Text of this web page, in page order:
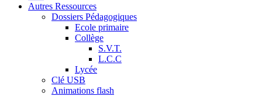
Autres Ressources
Dossiers Pédagogiques
Ecole primaire
Collège
S.V.T.
L.C.C
Lycée
Clé USB
Animations flash